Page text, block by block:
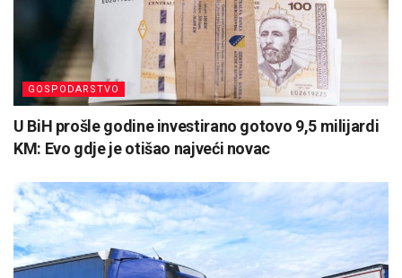
GOSPODARSTVO
U BiH prošle godine investirano gotovo 9,5 milijardi
KM: Evo gdje je otišao najveći novac